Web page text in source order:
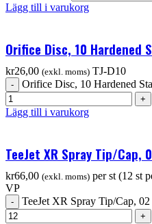
Lägg till i varukorg
Orifice Disc, 10 Hardened
kr26,00 (exkl. moms) TJ-D10
Orifice Disc, 10 Hardened
Lägg till i varukorg
TeeJet XR Spray Tip/Cap,
kr66,00 (exkl. moms) per st (12 st
VP
TeeJet XR Spray Tip/Cap,